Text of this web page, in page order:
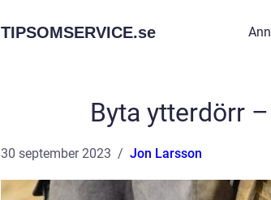
TIPSOMSERVICE.se
Byta ytterdörr
30 september 2023 Jon Larsson